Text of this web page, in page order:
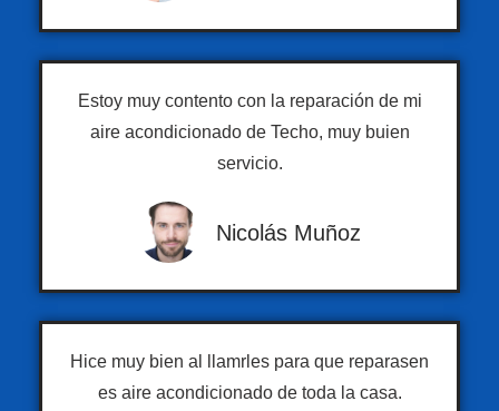
Estoy muy contento con la reparación de mi
aire acondicionado de Techo, muy buien
servicio.
Nicolás Muñoz
Hice muy bien al llamrles para que reparasen
es aire acondicionado de toda la casa.